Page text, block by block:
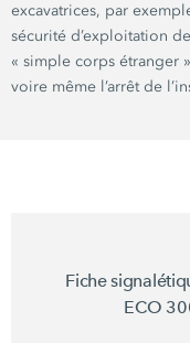
excavatrices, par
sécurité d’exploitation
« simple corps étranger »
voire même l’arrêt de
Fiche
ECO